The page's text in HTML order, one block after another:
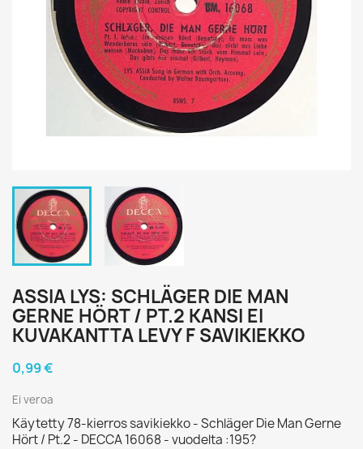
ASSIA LYS: SCHLÄGER DIE MAN
GERNE HÖRT / PT.2 KANSI EI
KUVAKANTTA LEVY F SAVIKIEKKO
0,99 €
Ei veroa
Käytetty 78-kierros savikiekko - Schläger Die Man Gerne
Hört / Pt.2 - DECCA 16068 - vuodelta :195?